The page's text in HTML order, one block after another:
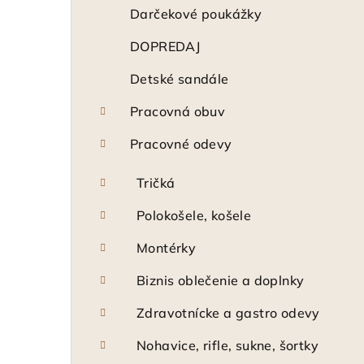
Darčekové poukážky
DOPREDAJ
Detské sandále
Pracovná obuv
Pracovné odevy
Tričká
Polokošele, košele
Montérky
Biznis oblečenie a doplnky
Zdravotnícke a gastro odevy
Nohavice, rifle, sukne, šortky